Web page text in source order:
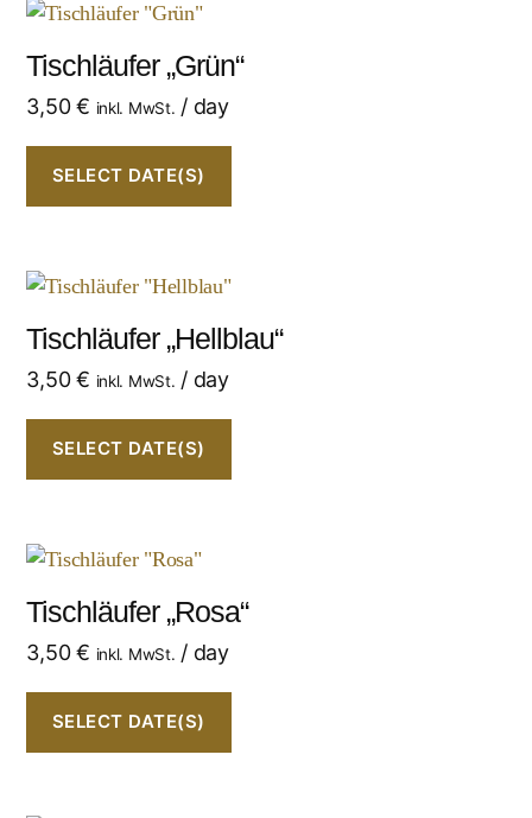
Tischläufer „Grün“
3,50€ inkl. MwSt. / day
SELECT DATE(S)
Tischläufer „Hellblau“
3,50€ inkl. MwSt. / day
SELECT DATE(S)
Tischläufer „Rosa“
3,50€ inkl. MwSt. / day
SELECT DATE(S)